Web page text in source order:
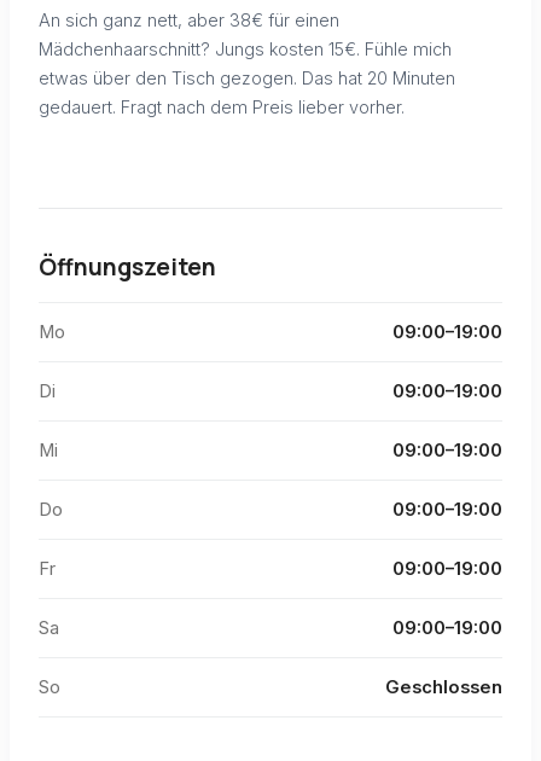
An sich ganz nett, aber 38€ für einen
Mädchenhaarschnitt? Jungs kosten 15€. Fühle mich
etwas über den Tisch gezogen. Das hat 20 Minuten
gedauert. Fragt nach dem Preis lieber vorher.
Öffnungszeiten
Mo 09:00–19:00
Di 09:00–19:00
Mi 09:00–19:00
Do 09:00–19:00
Fr 09:00–19:00
Sa 09:00–19:00
So Geschlossen